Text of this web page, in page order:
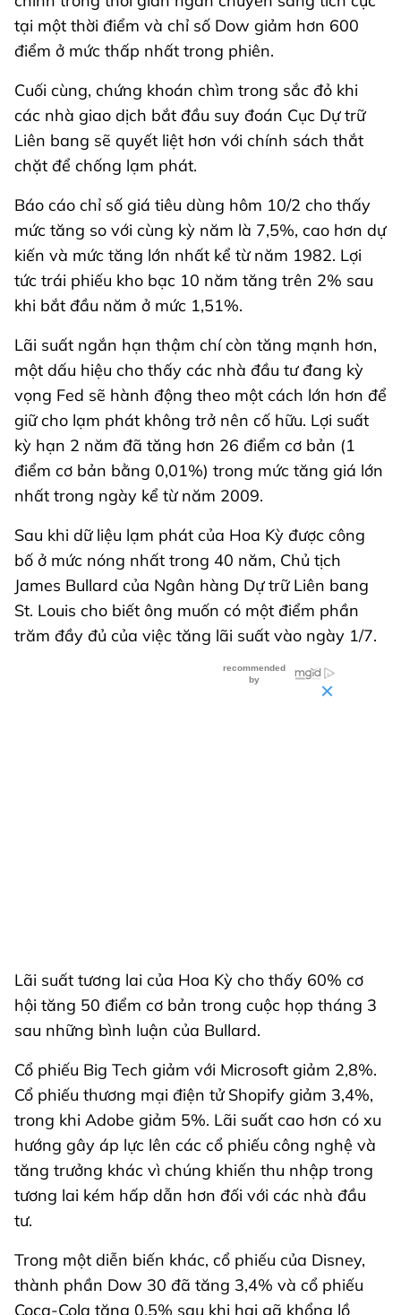
tại một thời điểm và chỉ số Dow giảm hơn 600
điểm ở mức thấp nhất trong phiên.
Cuối cùng, chứng khoán chìm trong sắc đỏ khi
các nhà giao dịch bắt đầu suy đoán Cục Dự trữ
Liên bang sẽ quyết liệt hơn với chính sách thắt
chặt để chống lạm phát.
Báo cáo chỉ số giá tiêu dùng hôm 10/2 cho thấy
mức tăng so với cùng kỳ năm là 7,5%, cao hơn dự
kiến và mức tăng lớn nhất kể từ năm 1982. Lợi
tức trái phiếu kho bạc 10 năm tăng trên 2% sau
khi bắt đầu năm ở mức 1,51%.
Lãi suất ngắn hạn thậm chí còn tăng mạnh hơn,
một dấu hiệu cho thấy các nhà đầu tư đang kỳ
vọng Fed sẽ hành động theo một cách lớn hơn để
giữ cho lạm phát không trở nên cố hữu. Lợi suất
kỳ hạn 2 năm đã tăng hơn 26 điểm cơ bản (1
điểm cơ bản bằng 0,01%) trong mức tăng giá lớn
nhất trong ngày kể từ năm 2009.
Sau khi dữ liệu lạm phát của Hoa Kỳ được công
bố ở mức nóng nhất trong 40 năm, Chủ tịch
James Bullard của Ngân hàng Dự trữ Liên bang
St. Louis cho biết ông muốn có một điểm phần
trăm đầy đủ của việc tăng lãi suất vào ngày 1/7.
Lãi suất tương lai của Hoa Kỳ cho thấy 60% cơ
hội tăng 50 điểm cơ bản trong cuộc họp tháng 3
sau những bình luận của Bullard.
Cổ phiếu Big Tech giảm với Microsoft giảm 2,8%.
Cổ phiếu thương mại điện tử Shopify giảm 3,4%,
trong khi Adobe giảm 5%. Lãi suất cao hơn có xu
hướng gây áp lực lên các cổ phiếu công nghệ và
tăng trưởng khác vì chúng khiến thu nhập trong
tương lai kém hấp dẫn hơn đối với các nhà đầu
tư.
Trong một diễn biến khác, cổ phiếu của Disney,
thành phần Dow 30 đã tăng 3,4% và cổ phiếu
Coca-Cola tăng 0,5% sau khi hai gã khổng lồ